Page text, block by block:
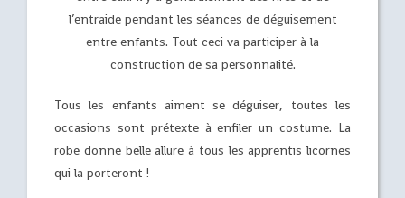
l’entraide pendant les séances de déguisement
entre enfants. Tout ceci va participer à la
construction de sa personnalité.
Tous les enfants aiment se déguiser, toutes les
occasions sont prétexte à enfiler un costume. La
robe donne belle allure à tous les apprentis licornes
qui la porteront !